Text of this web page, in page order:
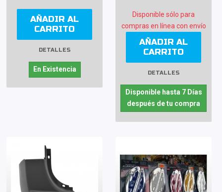
AÑADIR AL
CARRITO
DETALLES
En Existencia
Disponible sólo para
compras en línea con envío
AÑADIR AL
CARRITO
DETALLES
Disponible hasta 7 Días
después de tu compra